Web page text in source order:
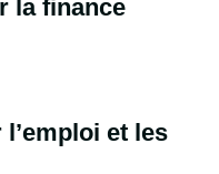
la finance
l’emploi et les